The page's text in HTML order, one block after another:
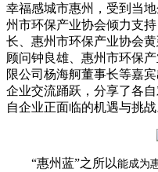
幸福感城市惠州，受到当
州市环保产业协会倾力支
长、惠州市环保产业协会
顾问钟良雄、惠州市环保
限公司杨海舸董事长等嘉
企业交流踊跃，分享了各
自企业正面临的机遇与挑战
“惠州蓝”之所以能成为